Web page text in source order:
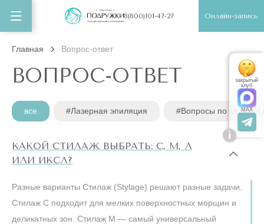
8(800)101-47-27 Онлайн-запись
Главная Вопрос-ответ
ВОПРОС-ОТВЕТ
все #Лазерная эпиляция #Вопросы по клубной
КАКОЙ СТИЛАЖ ВЫБРАТЬ: С, М, Л
ИЛИ ИКСЛ?
Разные варианты Стилаж (Stylage) решают разные задачи.
Стилаж С подходит для мелких поверхностных морщин и
деликатных зон. Стилаж М — самый универсальный
i
закрытый
клуб
MAX